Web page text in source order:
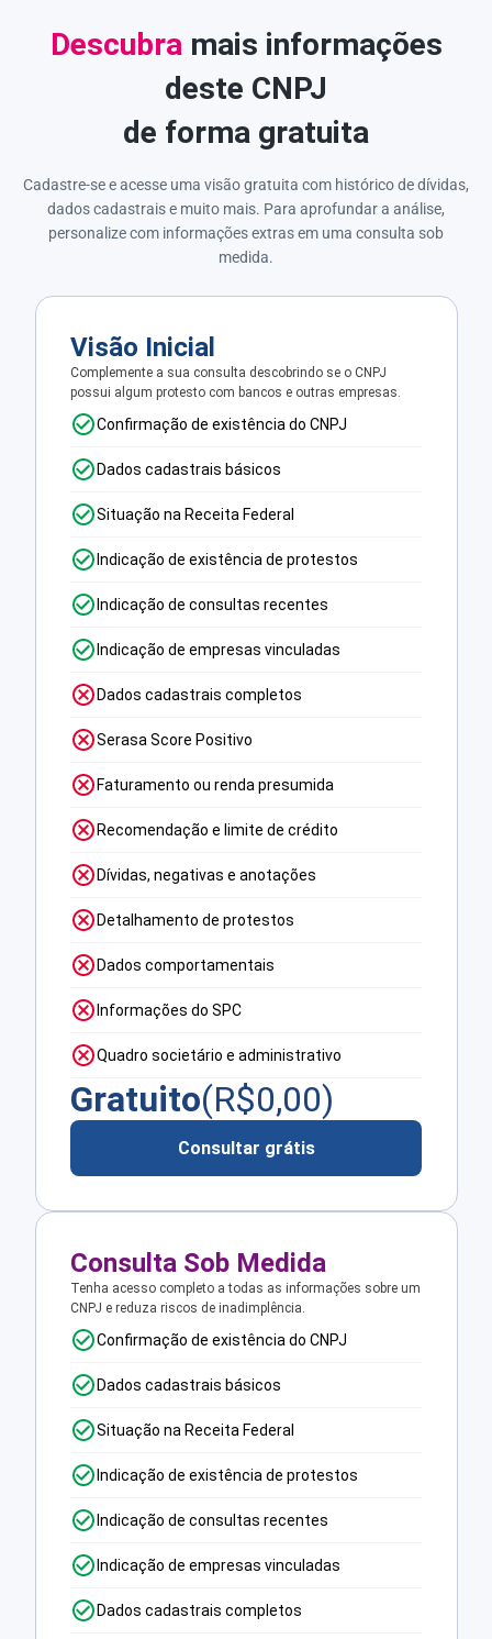
Descubramais informações
deste CNPJ
de forma gratuita
Cadastre-se e acesse uma visão gratuita com histórico de dívidas,
dados cadastrais e muito mais. Para aprofundar a análise,
personalize com informações extras em uma consulta sob
medida.
Visão Inicial
Complemente a sua consulta descobrindo se o CNPJ
possui algum protesto com bancos e outras empresas.
Confirmação de existência do CNPJ
Dados cadastrais básicos
Situação na Receita Federal
Indicação de existência de protestos
Indicação de consultas recentes
Indicação de empresas vinculadas
Dados cadastrais completos
Serasa Score Positivo
Faturamento ou renda presumida
Recomendação e limite de crédito
Dívidas, negativas e anotações
Detalhamento de protestos
Dados comportamentais
Informações do SPC
Quadro societário e administrativo
Gratuito(R$0,00)
Consultar grátis
Consulta Sob Medida
Tenha acesso completo a todas as informações sobre um
CNPJ e reduza riscos de inadimplência.
Confirmação de existência do CNPJ
Dados cadastrais básicos
Situação na Receita Federal
Indicação de existência de protestos
Indicação de consultas recentes
Indicação de empresas vinculadas
Dados cadastrais completos